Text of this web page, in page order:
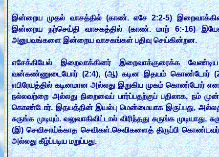
இன்றைய முதல் வாசத்தில் (காண். எசே 2:2-5)
இன்றைய நற்செய்தி வாசகத்தில் (காண். மாற் 6:-16)
அனுபவங்களை இன்றைய வாசகங்கள் பதிவு செய்கின்றன.
எசேக்கியேல் இறைவாக்கினர் இறைவாக்குரைக்க
வன்கண்ணுடையோர் (2:4), (ஆ) கடின இதயம் கொண்டோர்
எபிரேயத்தில் கடினமான அல்லது இறுகிய முகம் கொண்டோர்
நல்லவற்றை அல்லது நிறைவைப் பார்ப்பதற்குப் பதிலாக, நம்
கொண்டோர். இதயத்தின் இயல்பு மென்மையாக இருப்பது, அல்லது
சுருங்க முடியும். வலுவாகிவிட்டால் விரிந்தது சுருங்க
(இ) செவிசாய்க்காத செவிகள்.செவிகளைத் திருப்பி
அல்லது கீழ்ப்படிய மறுப்பது.